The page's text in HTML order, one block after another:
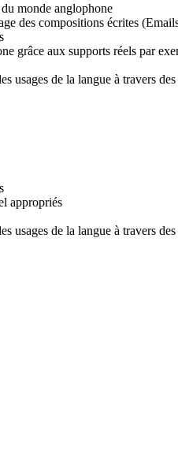
monde anglophone
des compositions écrites
aux supports réels par
de la langue à travers
appropriés
de la langue à travers